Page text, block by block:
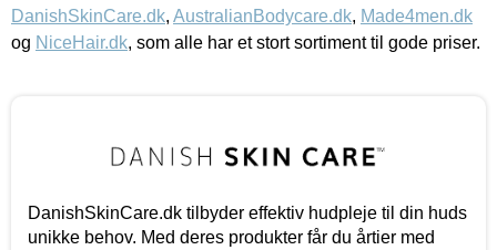
DanishSkinCare.dk, AustralianBodycare.dk, Made4men.dk
og NiceHair.dk, som alle har et stort sortiment til gode priser.
DanishSkinCare.dk tilbyder effektiv hudpleje til din huds
unikke behov. Med deres produkter får du årtier med